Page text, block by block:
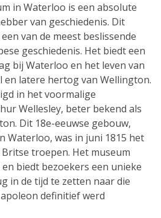
in Waterloo is een absolute
van geschiedenis. Dit
van de meest beslissende
geschiedenis. Het biedt een
bij Waterloo en het leven van
en latere hertog van Wellington.
in het voormalige
Wellesley, beter bekend als
Dit 18e-eeuwse gebouw,
Waterloo, was in juni 1815 het
troepen. Het museum
biedt bezoekers een unieke
in de tijd te zetten naar die
definitief werd